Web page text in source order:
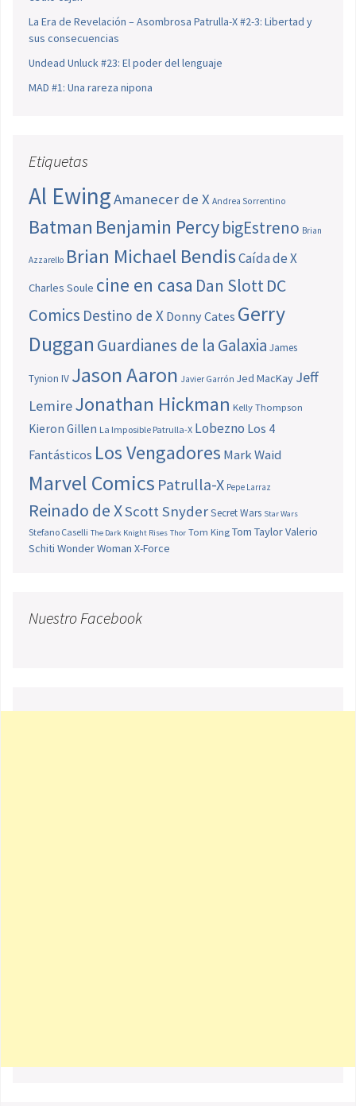
La Era de Revelación – Asombrosa Patrulla-X #2-3: Libertad y
sus consecuencias
Undead Unluck #23: El poder del lenguaje
MAD #1: Una rareza nipona
Etiquetas
Al EwingAmanecer de X Andrea Sorrentino
Batman Benjamin PercybigEstreno Brian
Azzarello Brian Michael BendisCaída de X
Charles Soule cine en casa Dan SlottDC
Comics Destino de X Donny Cates Gerry
Duggan Guardianes de la Galaxia James
Tynion IV Jason Aaron Javier Garrón Jed MacKay Jeff
LemireJonathan Hickman Kelly Thompson
Kieron Gillen La Imposible Patrulla-X Lobezno Los 4
Fantásticos Los Vengadores Mark Waid
Marvel Comics Patrulla-X Pepe Larraz
Reinado de XScott SnyderSecret Wars Star Wars
Stefano Caselli The Dark Knight Rises Thor Tom King Tom TaylorValerio
Schiti Wonder Woman X-Force
Nuestro Facebook